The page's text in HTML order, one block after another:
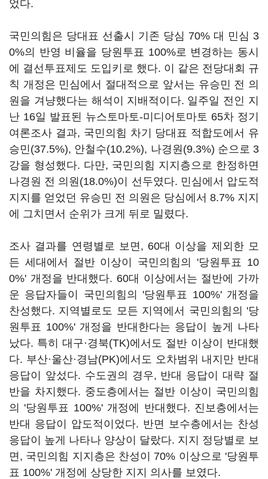
었다.
국민의힘은 당대표 선출시 기존 당심 70% 대 민심 3
0%의 반영 비율을 당원투표 100%로 변경하는 동시
에 결선투표제도 도입키로 했다. 이 같은 전당대회 규
칙 개정은 민심에서 절대적으로 앞서는 유승민 전 의
원을 겨냥했다는 해석이 지배적이다. 일주일 전인 지
난 16일 발표된 뉴스토마토-미디어토마토 65차 정기
여론조사 결과, 국민의힘 차기 당대표 적합도에서 유
승민(37.5%), 안철수(10.2%), 나경원(9.3%) 순으로 3
강을 형성했다. 다만, 국민의힘 지지층으로 한정하면
나경원 전 의원(18.0%)이 선두였다. 민심에서 압도적
지지를 얻었던 유승민 전 의원은 당심에서 8.7% 지지
에 그치면서 순위가 크게 뒤로 밀렸다.
조사 결과를 연령별로 보면, 60대 이상을 제외한 모
든 세대에서 절반 이상이 국민의힘의 '당원투표 10
0%' 개정을 반대했다. 60대 이상에서는 절반에 가까
운 응답자들이 국민의힘의 '당원투표 100%' 개정을
찬성했다. 지역별로도 모든 지역에서 국민의힘의 '당
원투표 100%' 개정을 반대한다는 응답이 높게 나타
났다. 특히 대구·경북(TK)에서도 절반 이상이 반대했
다. 부산·울산·경남(PK)에서도 오차범위 내지만 반대
응답이 앞섰다. 수도권의 경우, 반대 응답이 대략 절
반을 차지했다. 중도층에서는 절반 이상이 국민의힘
의 '당원투표 100%' 개정에 반대했다. 진보층에서는
반대 응답이 압도적이었다. 반면 보수층에서는 찬성
응답이 높게 나타나 양상이 달랐다. 지지 정당별로 보
면, 국민의힘 지지층은 찬성이 70% 이상으로 '당원투
표 100%' 개정에 상당한 지지 의사를 보였다.